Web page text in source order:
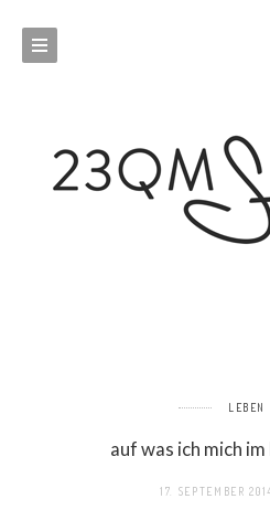
LEBEN
auf was ich mich
17. SEPTEMBER